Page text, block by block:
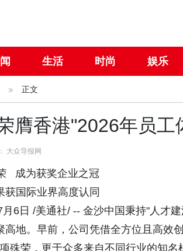
生活 时尚 娱乐
正文
膺香港"2026年员
大众导报网
成为获奖企业之冠
获国际业界高度认同
6日 /美通社/ -- 金沙中国秉持"人才
高地。早前，公司凭借全方位且高效
殊荣，更于众多来自不同行业的知